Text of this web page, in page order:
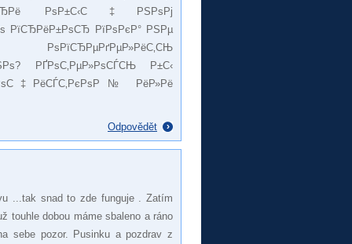
РїСЂРё РѕР±С‹С‡РЅРѕРј
РїСЂРёР±РѕСЂ РїРѕРєР° РЅРµ
РҐРѕС‚РµР»РѕСЃСЊ Р±С‹
РёР»Рё
Odpovědět
...tak snad to zde funguje . Zatím
touhle dobou máme sbaleno a ráno
sebe pozor. Pusinku a pozdrav z